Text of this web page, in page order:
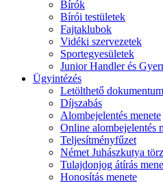
Bírók
Bírói testületek
Fajtaklubok
Vidéki szervezetek
Sportegyesületek
Junior Handler és
Ügyintézés
Letölthető
Díjszabás
Alombejelentés menete
Online alombejelentés
Teljesítményfűzet
Német Juhászkutya
Tulajdonjog átírás
Honosítás menete